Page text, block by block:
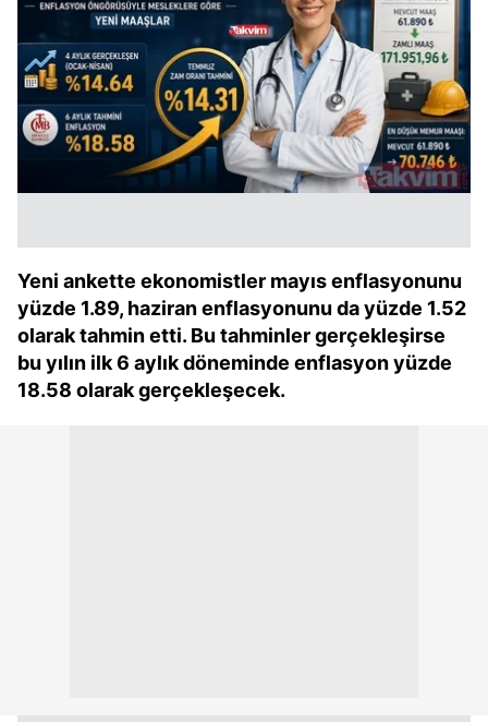
Yeni ankette ekonomistler mayıs enflasyonunu
yüzde 1.89, haziran enflasyonunu da yüzde 1.52
olarak tahmin etti. Bu tahminler gerçekleşirse
bu yılın ilk 6 aylık döneminde enflasyon yüzde
18.58 olarak gerçekleşecek.